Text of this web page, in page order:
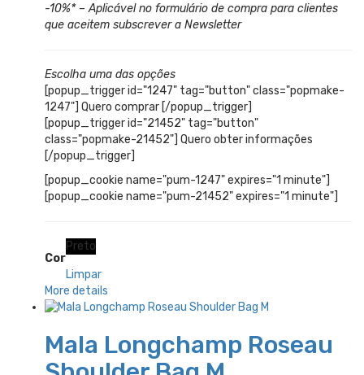
-10%* – Aplicável no formulário de compra para clientes
que aceitem subscrever a Newsletter
Escolha uma das opções
[popup_trigger id="1247" tag="button" class="popmake-
1247"] Quero comprar [/popup_trigger]
[popup_trigger id="21452" tag="button"
class="popmake-21452"] Quero obter informações
[/popup_trigger]
[popup_cookie name="pum-1247" expires="1 minute"]
[popup_cookie name="pum-21452" expires="1 minute"]
Cor
Preto
Limpar
More details
Mala Longchamp Roseau